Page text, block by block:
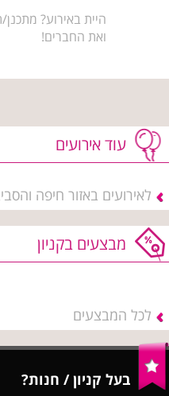
היית באירוע?
ואת החברים!
עוד אירועים
לאירועים באזור חיפה
מבצעים בקניון
לכל המבצעים
בעל קניון / חנות?